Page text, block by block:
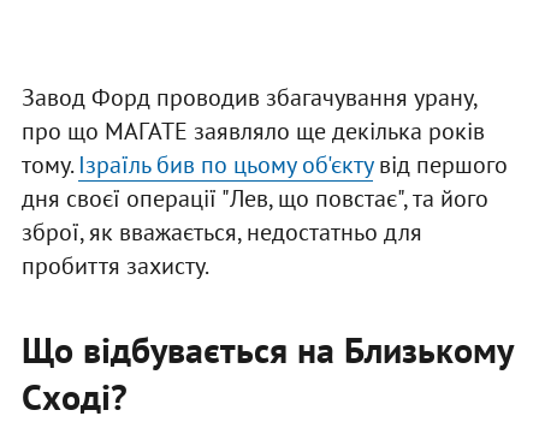
Завод Форд проводив збагачування урану,
про що МАГАТЕ заявляло ще декілька років
тому.Ізраїль бив по цьому об'єктувід першого
дня своєї операції "Лев, що повстає", та його
зброї, як вважається, недостатньо для
пробиття захисту.
Що відбувається на Близькому
Сході?